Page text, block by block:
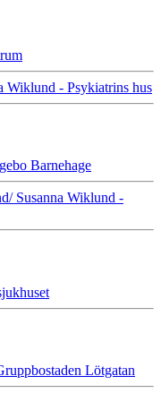
Wiklund - Psykiatrins hus
Barnehage
Susanna Wiklund -
Lötgatan